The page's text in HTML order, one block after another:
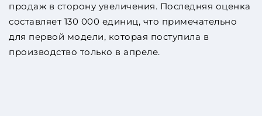
продаж в сторону увеличения. Последняя оценка
составляет 130 000 единиц, что примечательно
для первой модели, которая поступила в
производство только в апреле.